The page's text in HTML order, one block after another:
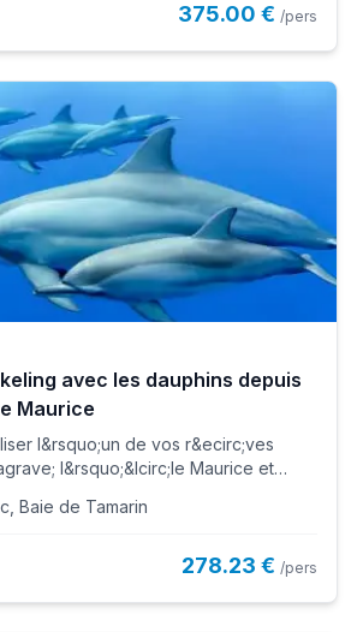
375.00 € /pers
avec les dauphins depuis
Maurice
l&rsquo;un de vos r&ecirc;ves
l&rsquo;&Icirc;le Maurice et
Baie de Tamarin
278.23 € /pers